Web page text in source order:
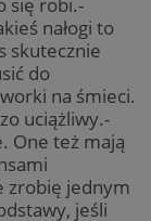
nałogi to
skutecznie
do
na śmieci.
uciążliwy.-
One też mają
zrobię jednym
jeśli